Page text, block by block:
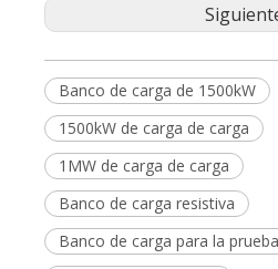
Banco de carga de 1500kW
1500kW de carga de carga
1MW de carga de carga
Banco de carga resistiva
Banco de carga para la